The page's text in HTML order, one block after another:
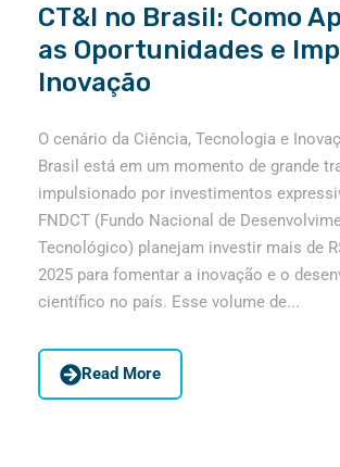
CT&I no Brasil: Como
as Oportunidades e
Inovação
O cenário da Ciência, Tecnologia e
Brasil está em um momento de grande
impulsionado por investimentos
FNDCT (Fundo Nacional de
Tecnológico) planejam investir mais de
2025 para fomentar a inovação e o
científico no país. Esse volume de...
Read More